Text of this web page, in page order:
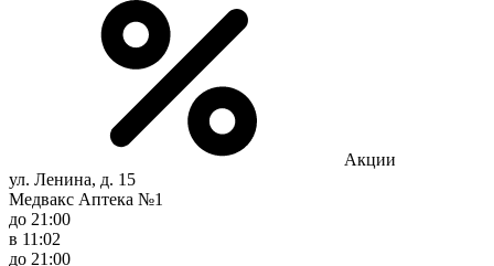
Акции
ул. Ленина, д. 15
Медвакс Аптека №1
до 21:00
в 11:02
до 21:00